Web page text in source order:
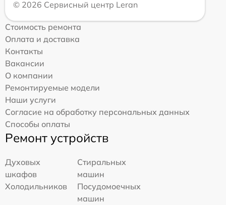
© 2026 Сервисный центр Leran
Стоимость ремонта
Оплата и доставка
Контакты
Вакансии
О компании
Ремонтируемые модели
Наши услуги
Согласие на обработку персональных данных
Способы оплаты
Ремонт устройств
Духовых
шкафов
Стиральных
машин
Холодильников
Посудомоечных
машин